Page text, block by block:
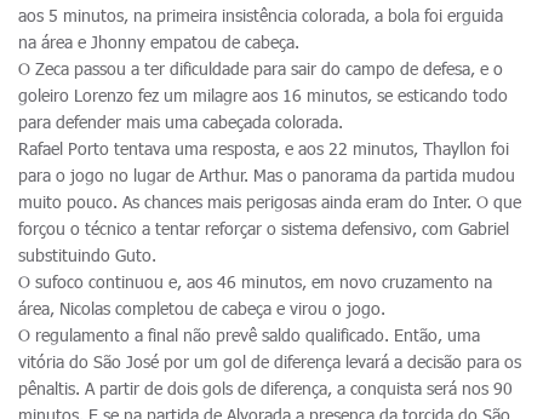
aos 5 minutos, na primeira insistência colorada, a bola foi erguida
na área e Jhonny empatou de cabeça.
O Zeca passou a ter dificuldade para sair do campo de defesa, e o
goleiro Lorenzo fez um milagre aos 16 minutos, se esticando todo
para defender mais uma cabeçada colorada.
Rafael Porto tentava uma resposta, e aos 22 minutos, Thayllon foi
para o jogo no lugar de Arthur. Mas o panorama da partida mudou
muito pouco. As chances mais perigosas ainda eram do Inter. O que
forçou o técnico a tentar reforçar o sistema defensivo, com Gabriel
substituindo Guto.
O sufoco continuou e, aos 46 minutos, em novo cruzamento na
área, Nicolas completou de cabeça e virou o jogo.
O regulamento a final não prevê saldo qualificado. Então, uma
vitória do São José por um gol de diferença levará a decisão para os
pênaltis. A partir de dois gols de diferença, a conquista será nos 90
minutos. E se na partida de Alvorada a presença da torcida do São